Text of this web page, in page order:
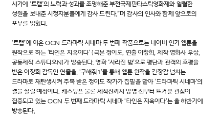
시기에 ‘트랩’의 노력과 성과를 조명해준 부천국제판타스틱영화제와 열렬한
성원을 보내준 시청자분들에게 감사 드린다.”며 감사의 인사와 함께 앞으로의
포부를 밝혔다.
‘트랩’에 이은 OCN 드라마틱 시네마 두 번째 작품으로는 네이버 인기 웹툰을
원작으로 하는 ‘타인은 지옥이다’ (극본 정이도, 연출 이창희, 제작 영화사 우상,
공동제작 스튜디오N)가 방송된다. 영화 ‘사라진 밤’으로 평단과 관객의 호평을
받은 이창희 감독인 연출을, ‘구해줘1’를 통해 웹툰 원작을 긴장감 넘치는
드라마로 재탄생시켜 주목 받은 정이도 작가가 집필을 맡아 ‘드라마틱 시네마’의
결을 살릴 예정이다. 캐스팅은 물론 제작진까지 방영 전부터 뜨거운 관심이
집중되고 있는 OCN 두 번째 드라마틱 시네마 ‘타인은 지옥이다’는 올 하반기에
방송된다.